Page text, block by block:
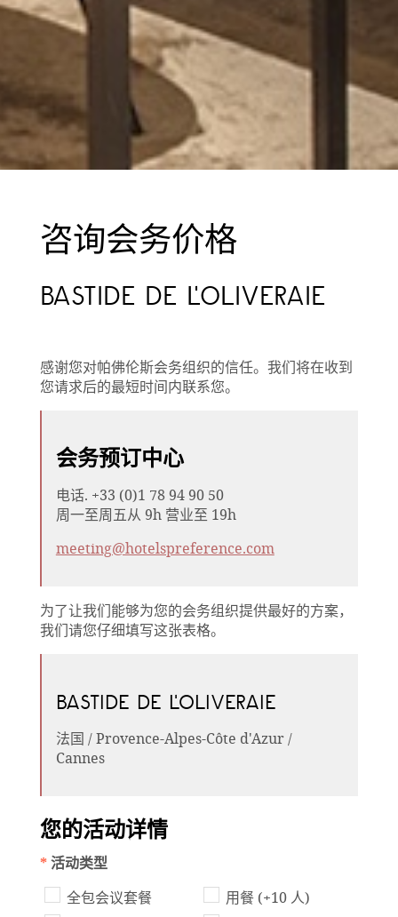
咨询会务价格
BASTIDE DE L'OLIVERAIE
感谢您对帕佛伦斯会务组织的信任。我们将在收到
您请求后的最短时间内联系您。
会务预订中心
电话. +33 (0)1 78 94 90 50
周一至周五从 9h 营业至 19h
meeting@hotelspreference.com
为了让我们能够为您的会务组织提供最好的方案，
我们请您仔细填写这张表格。
BASTIDE DE L'OLIVERAIE
法国 / Provence-Alpes-Côte d'Azur /
Cannes
您的活动详情
*活动类型
全包会议套餐
用餐 (+10 人)